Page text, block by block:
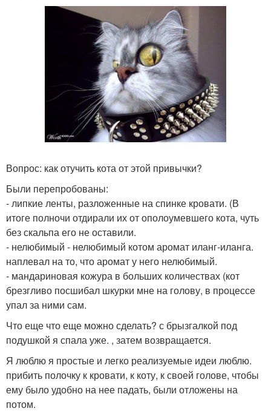
Вопрос: как отучить кота от этой привычки?
Были перепробованы:
- липкие ленты, разложенные на спинке кровати. (В
итоге полночи отдирали их от ополоумевшего кота, чуть
без скальпа его не оставили.
- нелюбимый - нелюбимый котом аромат иланг-иланга.
наплевал на то, что аромат у него нелюбимый.
- мандариновая кожура в больших количествах (кот
брезгливо посшибал шкурки мне на голову, в процессе
упал за ними сам.
Что еще что еще можно сделать? с брызгалкой под
подушкой я спала уже. , затем возвращается.
Я люблю я простые и легко реализуемые идеи люблю.
прибить полочку к кровати, к коту, к своей голове, чтобы
ему было удобно на нее падать, были отложены на
потом.